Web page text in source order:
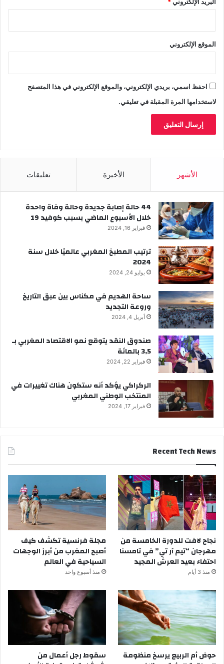
الموقع الإلكتروني
احفظ اسمي، بريدي الإلكتروني، والموقع الإلكتروني في هذا المتصفح
لاستخدامها المرة المقبلة في تعليقي.
الأشهر الأخيرة تعليقات
44 حالة إصابة جديدة وحالة وفاة واحدة
خلال الأسبوع الماضي بسبب كوفيد 19
فبراير 16, 2024
ترتيب المطبخ المغربي عالميًا خلال سنة
2024
يوليو 24, 2024
ساحة الهديم في مكناس بين عبق التاريخ
وروعة التجديد
أبريل 4, 2024
صندوق النقد يتوقع نمو الاقتصاد المغربي بـ
3,5 بالمائة
فبراير 22, 2024
الركراكي يؤكد أنه ستكون هناك تغييرات في
المنتخب الوطني المغربي
فبراير 17, 2024
Recent Tech News
نجاح لافت للدورة الخامسة من
مهرجان “تيم آر تي” في تامسنا
احتفاء بعيد العرش المجيد
منذ 3 أيام
مجلة فرنسية تكشف كيف
أصبح المغرب من أبرز الوجهات
السياحية في العالم
منذ أسبوع واحد
حوض أم الربيع يرسخ منظومة
سقوط رجل أعمال من